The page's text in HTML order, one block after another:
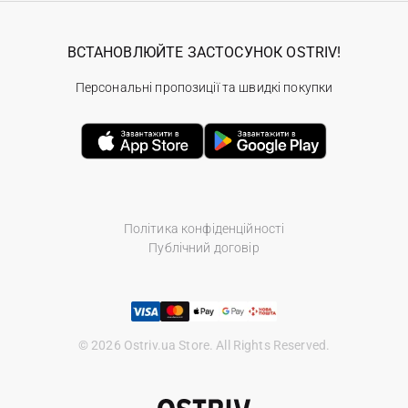
Політика конфіденційності
Публічний договір
© 2026 Ostriv.ua Store. All Rights Reserved.
ВСТАНОВЛЮЙТЕ ЗАСТОСУНОК OSTRIV!
Персональні пропозиції та швидкі покупки